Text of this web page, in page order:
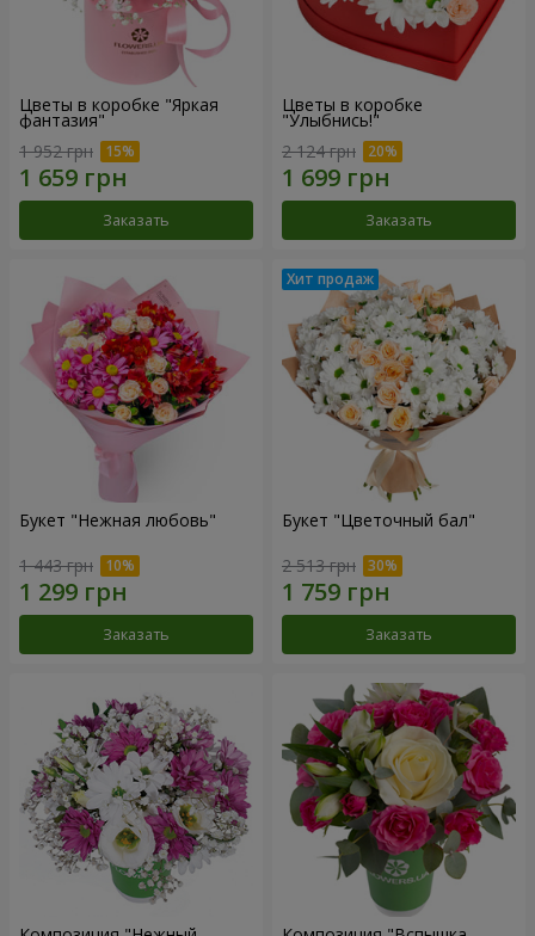
Цветы в коробке "Яркая
фантазия"
1 952 грн
Заказать
Цветы в коробке
"Улыбнись!"
2 124 грн
Заказать
Букет "Нежная любовь"
1 443 грн
Заказать
Букет "Цветочный бал"
2 513 грн
Заказать